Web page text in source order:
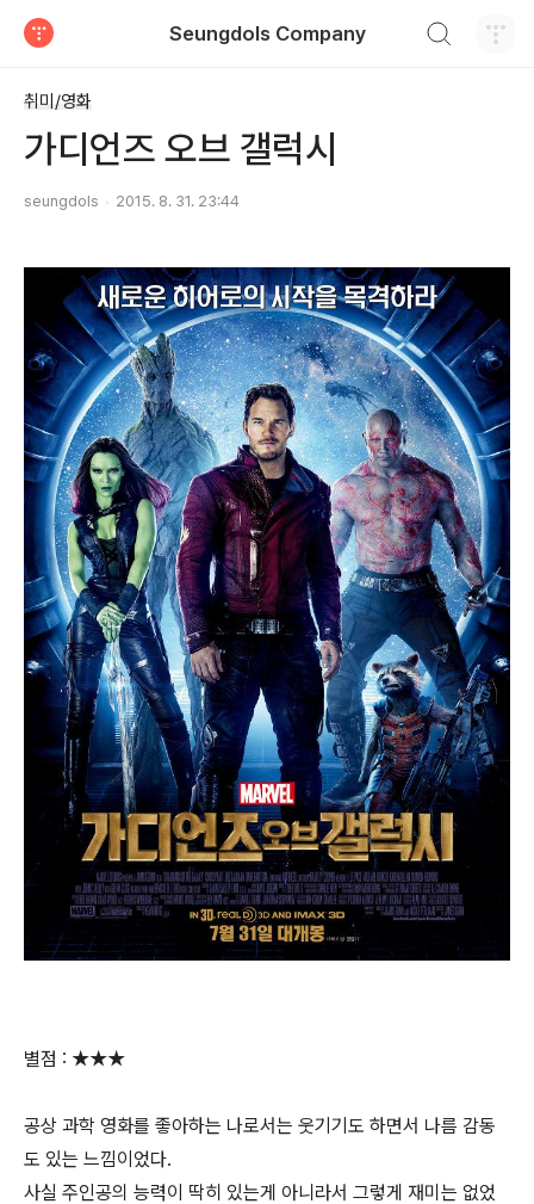
Seungdols Company
취미/영화
가디언즈 오브 갤럭시
seungdols 2015. 8. 31. 23:44
별점 : ★★★
공상 과학 영화를 좋아하는 나로서는 웃기기도 하면서 나름 감동
도 있는 느낌이었다.
사실 주인공의 능력이 딱히 있는게 아니라서 그렇게 재미는 없었